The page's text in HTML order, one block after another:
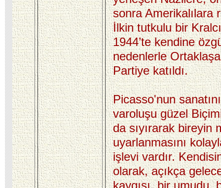
sonra Amerikalılara
İlkin tutkulu bir
1944’te kendine
nedenlerle
Partiye katıldı.
Picasso'nun
varoluşu güzel
da sıyırarak bireyin
uyarlanmasını
işlevi vardır.
olarak, açıkça